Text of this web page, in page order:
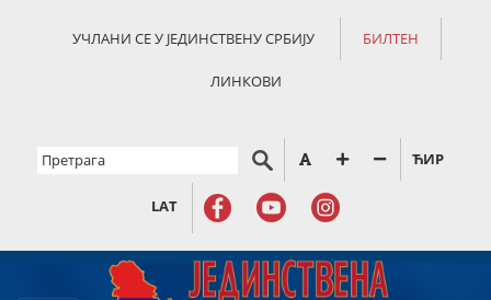
УЧЛАНИ СЕ У ЈЕДИНСТВЕНУ СРБИЈУ БИЛТЕН
ЛИНКОВИ
ЋИР
LAT